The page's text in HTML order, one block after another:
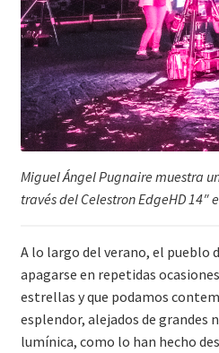
Miguel Ángel Pugnaire muestra
través del Celestron EdgeHD 14″
A lo largo del verano, el pueblo
apagarse en repetidas
estrellas y que podamos
esplendor, alejados de grandes
lumínica, como lo han hecho